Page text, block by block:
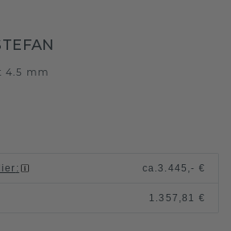
4.5 mm
: ca.3.445,- €
1.357,81 €